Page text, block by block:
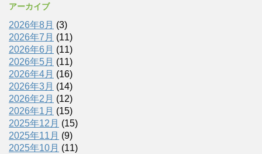
アーカイブ
2026年8月 (3)
2026年7月 (11)
2026年6月 (11)
2026年5月 (11)
2026年4月 (16)
2026年3月 (14)
2026年2月 (12)
2026年1月 (15)
2025年12月 (15)
2025年11月 (9)
2025年10月 (11)